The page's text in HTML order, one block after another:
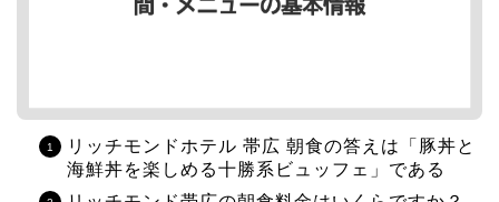
リッチモンドホテル 帯広 朝食の答えは「豚丼と
海鮮丼を楽しめる十勝系ビュッフェ」である